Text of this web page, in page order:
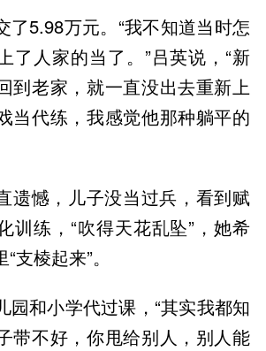
了5.98万元。“我不知道当时怎
了人家的当了。”吕英说，“新
到老家，就一直没出去重新上
当代练，我感觉他那种躺平的
遗憾，儿子没当过兵，看到赋
训练，“吹得天花乱坠”，她希
支棱起来”。
园和小学代过课，“其实我都知
带不好，你甩给别人，别人能